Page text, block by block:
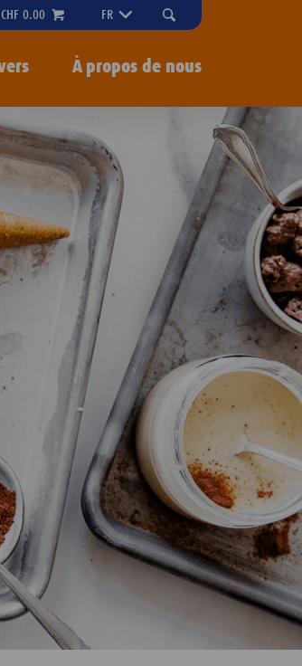
CHF 0.00 FR
"OPEN
SEARCH-
MENU
À propos de nous